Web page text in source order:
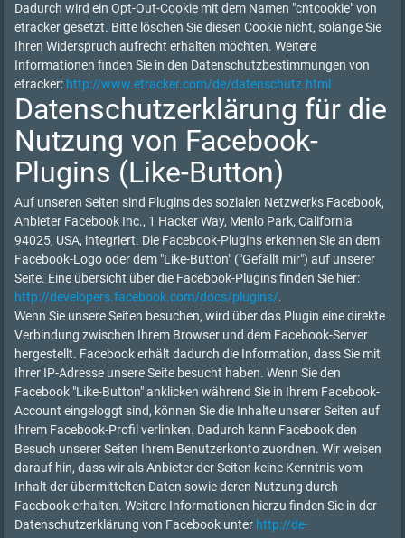
Dadurch wird ein Opt-Out-Cookie mit dem Namen "cntcookie" von
etracker gesetzt. Bitte löschen Sie diesen Cookie nicht, solange Sie
Ihren Widerspruch aufrecht erhalten möchten. Weitere
Informationen finden Sie in den Datenschutzbestimmungen von
etracker: http://www.etracker.com/de/datenschutz.html
Datenschutzerklärung für die
Nutzung von Facebook-
Plugins (Like-Button)
Auf unseren Seiten sind Plugins des sozialen Netzwerks Facebook,
Anbieter Facebook Inc., 1 Hacker Way, Menlo Park, California
94025, USA, integriert. Die Facebook-Plugins erkennen Sie an dem
Facebook-Logo oder dem "Like-Button" ("Gefällt mir") auf unserer
Seite. Eine übersicht über die Facebook-Plugins finden Sie hier:
http://developers.facebook.com/docs/plugins/.
Wenn Sie unsere Seiten besuchen, wird über das Plugin eine direkte
Verbindung zwischen Ihrem Browser und dem Facebook-Server
hergestellt. Facebook erhält dadurch die Information, dass Sie mit
Ihrer IP-Adresse unsere Seite besucht haben. Wenn Sie den
Facebook "Like-Button" anklicken während Sie in Ihrem Facebook-
Account eingeloggt sind, können Sie die Inhalte unserer Seiten auf
Ihrem Facebook-Profil verlinken. Dadurch kann Facebook den
Besuch unserer Seiten Ihrem Benutzerkonto zuordnen. Wir weisen
darauf hin, dass wir als Anbieter der Seiten keine Kenntnis vom
Inhalt der übermittelten Daten sowie deren Nutzung durch
Facebook erhalten. Weitere Informationen hierzu finden Sie in der
Datenschutzerklärung von Facebook unter http://de-